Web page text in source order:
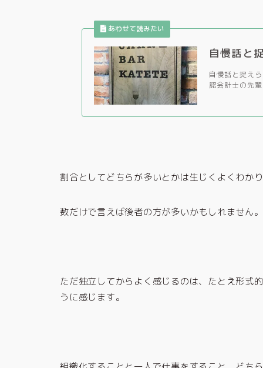
自慢話と
自慢話と捉え
認会計士の先
割合としてどちらが多いとかは生じくよくわか
数だけで言えば後者の方が多いかもしれません。
ただ独立してからよく感じるのは、たとえ形式
うに感じます。